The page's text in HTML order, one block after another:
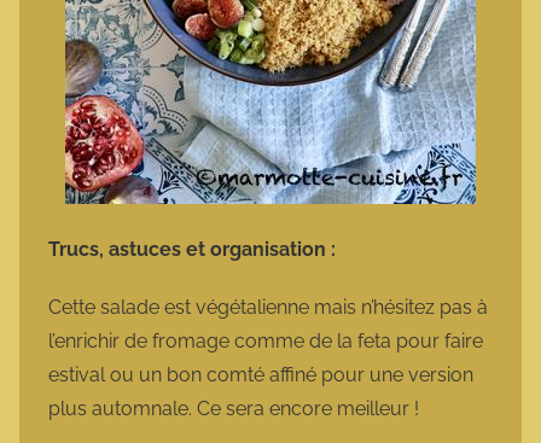
Trucs, astuces et organisation :
Cette salade est végétalienne mais n’hésitez pas à
l’enrichir de fromage comme de la feta pour faire
estival ou un bon comté affiné pour une version
plus automnale. Ce sera encore meilleur !